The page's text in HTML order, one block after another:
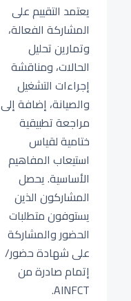
يعتمد التقييم على
المشاركة الفعالة،
وتمارين تحليل
الحالات، ومناقشة
إجراءات التشغيل
والصيانة، إضافة إلى
مراجعة تطبيقية
ختامية لقياس
استيعاب المفاهيم
الأساسية. يحصل
المشاركون الذين
يستوفون متطلبات
الحضور والمشاركة
على شهادة حضور/
إتمام صادرة من
AINFCT.